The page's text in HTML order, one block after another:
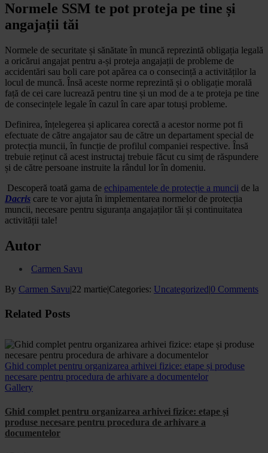
Normele SSM te pot proteja pe tine și
angajații tăi
Normele de securitate și sănătate în muncă reprezintă obligația legală
a oricărui angajat pentru a-și proteja angajații de probleme de
accidentări sau boli care pot apărea ca o consecință a activităților la
locul de muncă. Însă aceste norme reprezintă și o obligație morală
față de cei care lucrează pentru tine și un mod de a te proteja pe tine
de consecințele legale în cazul în care apar totuși probleme.
Definirea, înțelegerea și aplicarea corectă a acestor norme pot fi
efectuate de către angajator sau de către un departament special de
protecția muncii, în funcție de profilul companiei respective. Însă
trebuie reținut că acest instructaj trebuie făcut cu simț de răspundere
și de către persoane instruite la rândul lor în domeniu.
Descoperă toată gama de echipamentele de protecție a muncii de la
Dacris care te vor ajuta în implementarea normelor de protecția
muncii, necesare pentru siguranța angajaților tăi și continuitatea
activității tale!
Autor
Carmen Savu
By Carmen Savu|22 martie|Categories: Uncategorized|0 Comments
Facebook
X
WhatsApp
Email
Related Posts
Ghid complet pentru organizarea arhivei fizice: etape și produse
necesare pentru procedura de arhivare a documentelor
Gallery
Ghid complet pentru organizarea arhivei fizice: etape și
produse necesare pentru procedura de arhivare a
documentelor